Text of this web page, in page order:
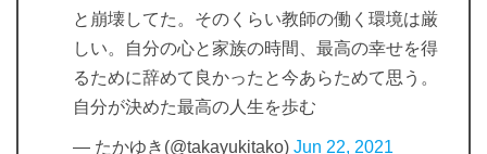
と崩壊してた。そのくらい教師の働く環境は厳
しい。自分の心と家族の時間、最高の幸せを得
るために辞めて良かったと今あらためて思う。
自分が決めた最高の人生を歩む
— たかゆき(@takayukitako) Jun 22, 2021